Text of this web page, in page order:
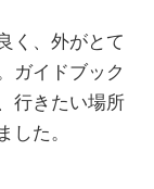
く、外がとて
ガイドブック
行きたい場所
した。